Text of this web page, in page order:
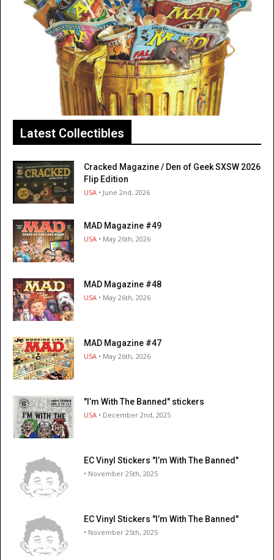
Latest Collectibles
Cracked Magazine / Den of Geek SXSW 2026
Flip Edition
USA • June 2nd, 2026
MAD Magazine #49
USA • May 26th, 2026
MAD Magazine #48
USA • May 26th, 2026
MAD Magazine #47
USA • May 26th, 2026
"I’m With The Banned" stickers
USA • December 2nd, 2025
EC Vinyl Stickers "I’m With The Banned"
• November 25th, 2025
EC Vinyl Stickers "I’m With The Banned"
• November 25th, 2025